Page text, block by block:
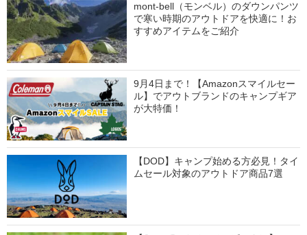
mont-bell（モンベル）のダウンパンツ
で寒い時期のアウトドアを快適に！お
すすめアイテムをご紹介
9月4日まで！【Amazonスマイルセー
ル】でアウトブランドのキャンプギア
が大特価！
【DOD】キャンプ始める方必見！タイ
ムセール対象のアウトドア商品7選